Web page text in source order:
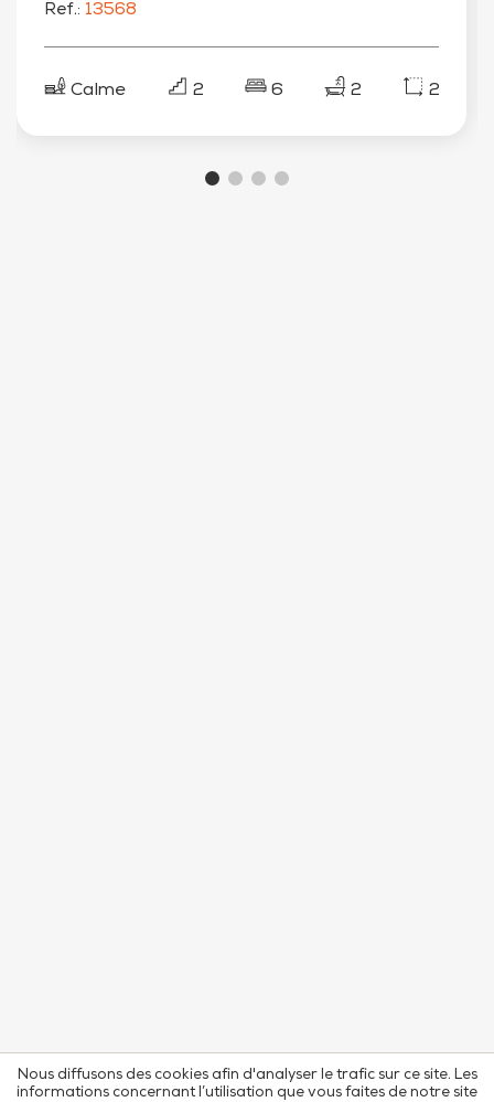
Ref.: 13568
Calme 2 6 2 220 m
Nous diffusons des cookies afin d'analyser le trafic sur ce site. Les
informations concernant l’utilisation que vous faites de notre site